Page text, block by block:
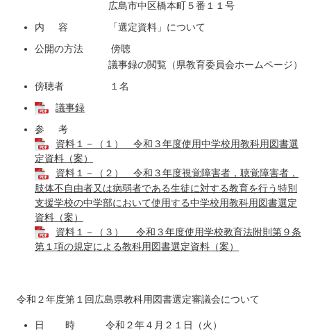
広島市中区橋本町５番１１号
内 容 「選定資料」について
公開の方法 傍聴
議事録の閲覧（県教育委員会ホームページ）
傍聴者 １名
議事録
参 考
資料１－（１） 令和３年度使用中学校用教科用図書選
定資料（案）
資料１－（２） 令和３年度視覚障害者，聴覚障害者，
肢体不自由者又は病弱者である生徒に対する教育を行う特別
支援学校の中学部において使用する中学校用教科用図書選定
資料（案）
資料１－（３） 令和３年度使用学校教育法附則第９条
第１項の規定による教科用図書選定資料（案）
令和２年度第１回広島県教科用図書選定審議会について
日 時 令和２年４月２１日（火）